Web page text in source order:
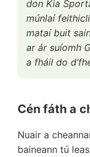
don Kia
múnlaí
mataí buit
ar ár suíomh
a fháil do
Cén fáth a
Nuair a
baineann tú